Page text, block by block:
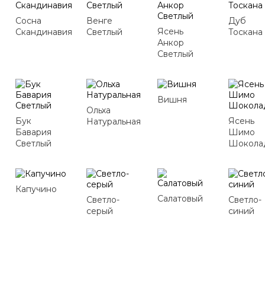
Сосна
Скандинавия
Венге
Светлый
Ясень
Анкор
Светлый
Дуб
Тоскана
Бук
Бавария
Светлый
Ольха
Натуральная
Вишня
Ясень
Шимо
Капучино
Светло-
серый
Салатовый
Светло-
синий